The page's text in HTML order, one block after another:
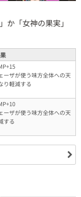
か「女神の果実」
ーザが使う味方全体への天
り軽減する
ーザが使う味方全体への天
する